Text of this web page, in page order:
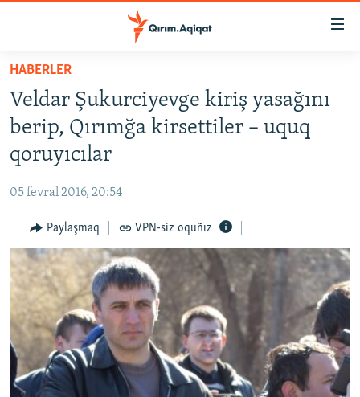
Esas
qaytmaq
Baş
navigatsiyağa
qaytmaq
Qıdıruvğa
HABERLER
İQTİSADİYAT
MEDENİYET
İNSAN AQLARI
VİDEO
SÜRET
BLOGLAR
FİKİR
Русский
HABERLER
Veldar Şukurciyevge kiriş yasağını
berip, Qırımğa kirsettiler – uquq
qoruyıcılar
05 fevral 2016, 20:54
Paylaşmaq VPN-siz oquñız